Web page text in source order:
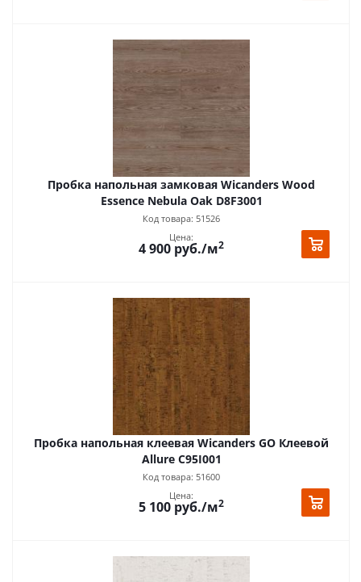
Пробка напольная замковая Wicanders Wood
Essence Nebula Oak D8F3001
Код товара: 51526
Цена:
4 900 руб./м2
Пробка напольная клеевая Wicanders GO Клеевой
Allure C95I001
Код товара: 51600
Цена:
5 100 руб./м2